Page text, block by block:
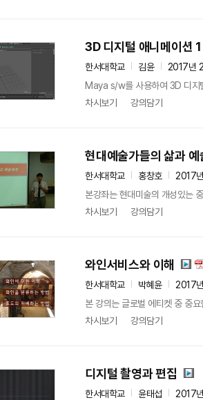
3D 디지털 애니메이션 1
한서대학교 김윤
2017년
Maya s/w를 사용하여 3D 디지
차시보기
강의담기
현대예술가들의 삶과 예
한서대학교 홍창호
2017
본강좌는 현대미술의 개성있는
차시보기
강의담기
와인서비스와 이해
한서대학교 박혜윤
2017
본 강의는 글로벌 에티켓 중 중
차시보기
강의담기
디지털 촬영과 편집
한서대학교 윤태섭
2017